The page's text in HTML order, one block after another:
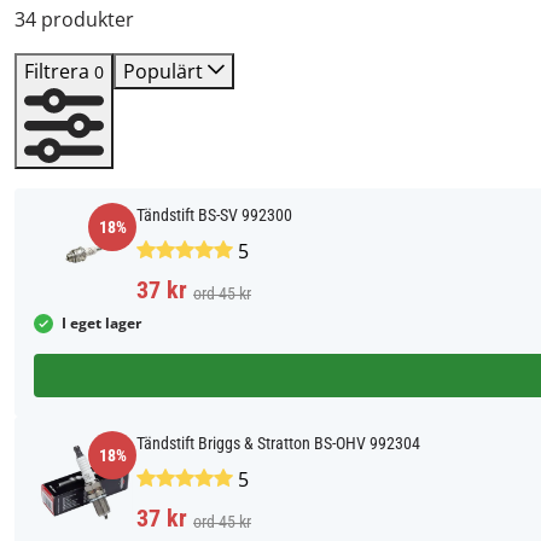
34 produkter
Filtrera 0 Populärt
18%
Tändstift BS-SV 992300
5
37 kr ord 45 kr
I eget lager
18%
Tändstift Briggs & Stratton BS-OHV 992304
5
37 kr ord 45 kr